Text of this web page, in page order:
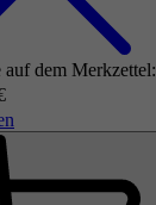
auf dem Merkzettel: